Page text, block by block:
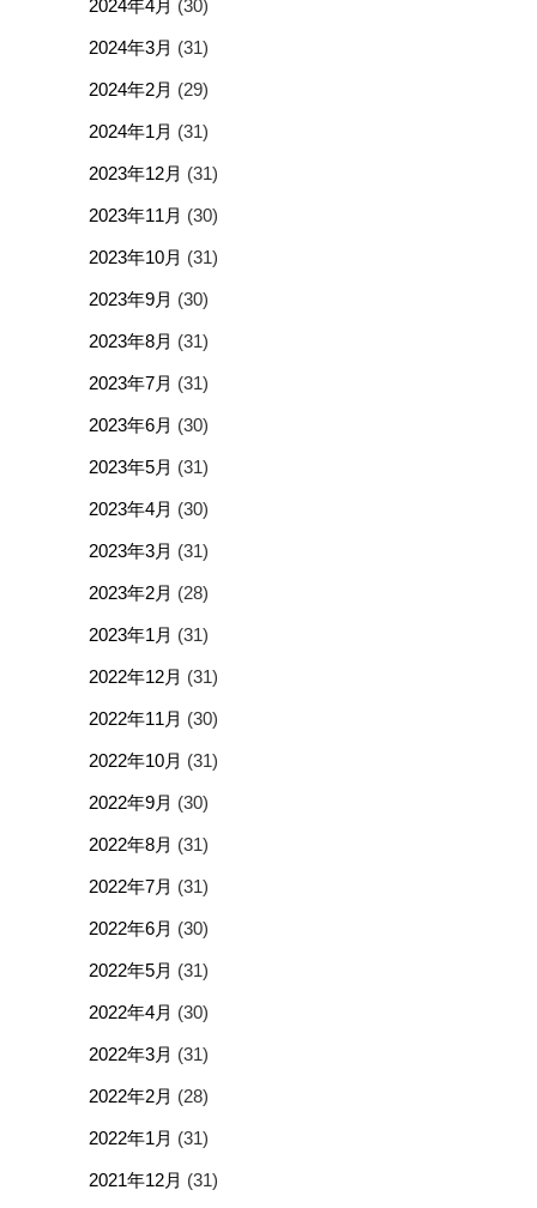
2024年4月 (30)
2024年3月 (31)
2024年2月 (29)
2024年1月 (31)
2023年12月 (31)
2023年11月 (30)
2023年10月 (31)
2023年9月 (30)
2023年8月 (31)
2023年7月 (31)
2023年6月 (30)
2023年5月 (31)
2023年4月 (30)
2023年3月 (31)
2023年2月 (28)
2023年1月 (31)
2022年12月 (31)
2022年11月 (30)
2022年10月 (31)
2022年9月 (30)
2022年8月 (31)
2022年7月 (31)
2022年6月 (30)
2022年5月 (31)
2022年4月 (30)
2022年3月 (31)
2022年2月 (28)
2022年1月 (31)
2021年12月 (31)